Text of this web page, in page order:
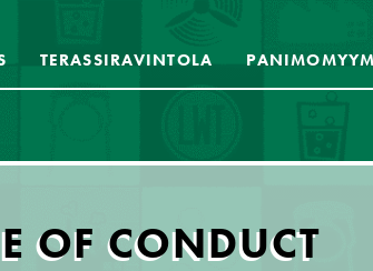
TERASSIRAVINTOLA
OF CONDUCT